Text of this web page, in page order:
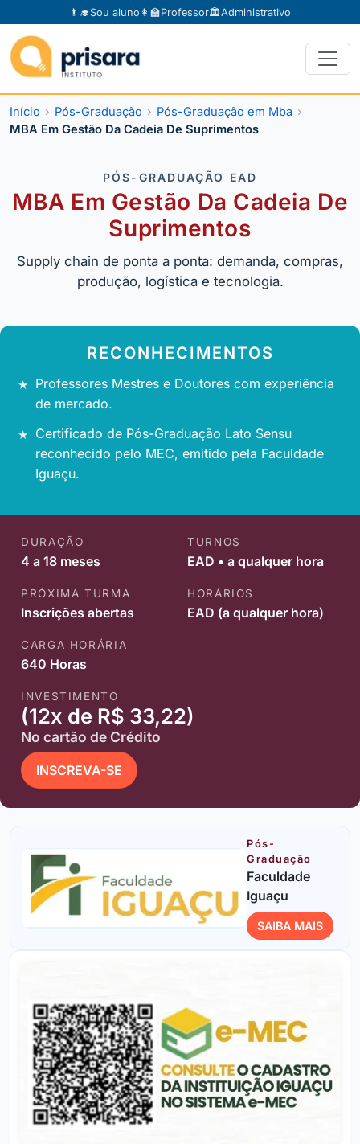
👨‍🎓Sou aluno 👩‍🏫Professor🏛️Administrativo
Início Pós-Graduação
Pós-Graduação em Mba
MBA Em Gestão Da Cadeia De Suprimentos
PÓS-GRADUAÇÃO EAD
MBA Em Gestão Da Cadeia De
Suprimentos
Supply chain de ponta a ponta: demanda, compras,
produção, logística e tecnologia.
RECONHECIMENTOS
Professores Mestres e Doutores com experiência
de mercado.
Certificado de Pós-Graduação Lato Sensu
reconhecido pelo MEC, emitido pela Faculdade
Iguaçu.
DURAÇÃO
4 a 18 meses
TURNOS
EAD • a qualquer hora
PRÓXIMA TURMA
Inscrições abertas
HORÁRIOS
EAD (a qualquer hora)
CARGA HORÁRIA
640 Horas
INVESTIMENTO
(12x de R$ 33,22)
No cartão de Crédito
INSCREVA-SE
Pós-
Graduação
Faculdade
Iguaçu
SAIBA MAIS